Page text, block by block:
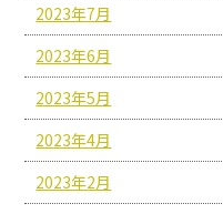
2023年7月
2023年6月
2023年5月
2023年4月
2023年2月